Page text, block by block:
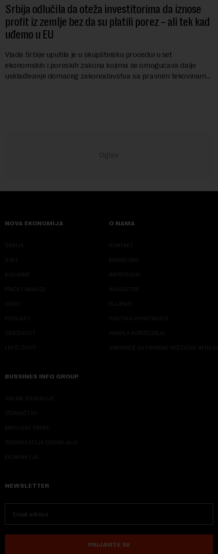
Srbija odlučila da oteža investitorima da iznose
profit iz zemlje bez da su platili porez – ali tek kad
uđemo u EU
Vlada Srbije uputila je u skupštinsku proceduru set
ekonomskih i poreskih zakona kojima se omogućava dalje
usklađivanje domaćeg zakonodavstva sa pravnim tekovinama
NOVA EKONOMIJA
SRBIJA
SVET
KOLUMNE
PRIČE I ANALIZE
VIDEO
PODCAST
ODRŽIVOST
LEPŠI ŽIVOT
O NAMA
KONTAKT
MARKETING
IMPRESSUM
NJUZLETER
KLIJENTI
POLITIKA PRIVATNOSTI
PRAVILA KORIŠĆENJA
SMERNICE ZA PRIMENU VEŠTAČKE
BUSSINES INFO GROUP
ONLINE EDUKACIJE
IZDAVAŠTVO
MEDIJSKE OBUKE
ORGANIZACIJA DOGADJAJA
EKONOM I JA
NEWSLETTER
PRIJAVITE SE